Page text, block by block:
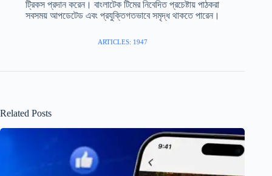
ট্রিকস প্রদান করেন। বাংলাটেক টিমের নিবেদিত প্রচেষ্টায় পাঠকরা
সবসময় আপডেটেড এবং প্রযুক্তিগতভাবে সমৃদ্ধ থাকতে পারেন।
ARTICLES: 1947
Related Posts